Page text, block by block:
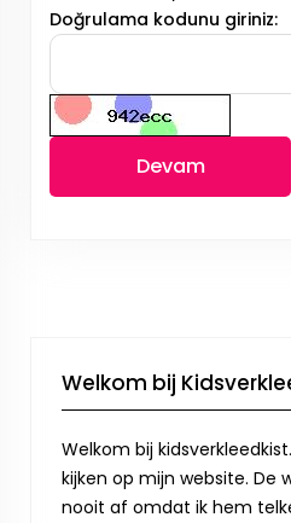
Doğrulama kodunu giriniz:
Devam
Welkom bij
Welkom bij
kijken op mijn website. De
nooit af omdat ik hem